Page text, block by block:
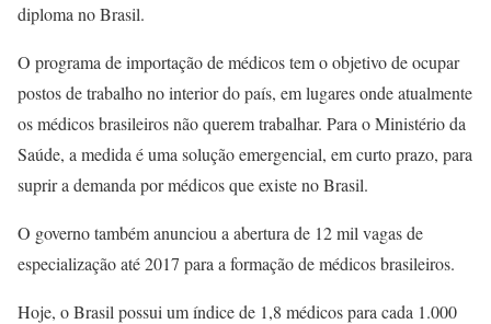
diploma no Brasil.
O programa de importação de médicos tem o objetivo de ocupar
postos de trabalho no interior do país, em lugares onde atualmente
os médicos brasileiros não querem trabalhar. Para o Ministério da
Saúde, a medida é uma solução emergencial, em curto prazo, para
suprir a demanda por médicos que existe no Brasil.
O governo também anunciou a abertura de 12 mil vagas de
especialização até 2017 para a formação de médicos brasileiros.
Hoje, o Brasil possui um índice de 1,8 médicos para cada 1.000